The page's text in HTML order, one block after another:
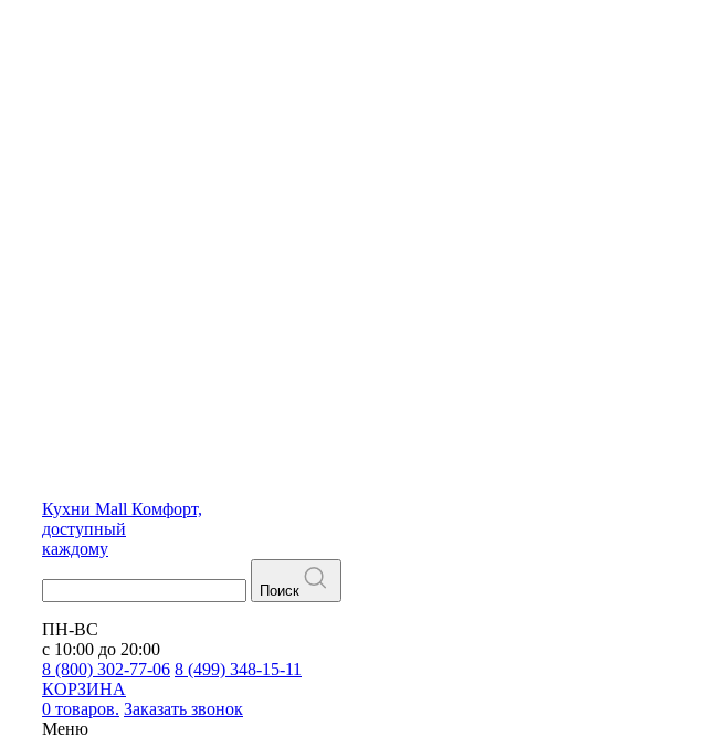
Кухни Mall Комфорт,
доступный
каждому
Поиск
ПН-ВС
с 10:00 до 20:00
8 (800) 302-77-06 8 (499) 348-15-11
КОРЗИНА
0 товаров. Заказать звонок
Меню